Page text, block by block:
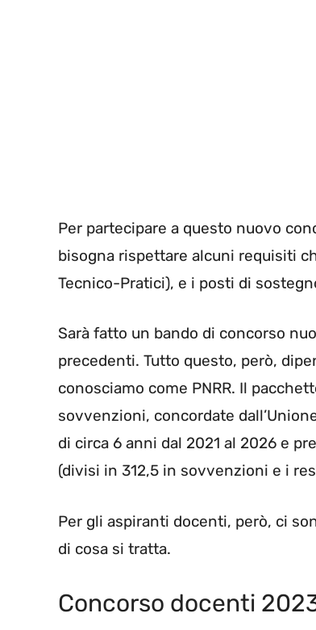
Per partecipare a questo nuovo
bisogna rispettare alcuni requisiti
Tecnico-Pratici), e i posti di
Sarà fatto un bando di concorso
precedenti. Tutto questo, però,
conosciamo come PNRR. Il
sovvenzioni, concordate
di circa 6 anni dal 2021 al 2026 e
(divisi in 312,5 in sovvenzioni e i
Per gli aspiranti docenti, però, ci
di cosa si tratta.
Concorso docenti